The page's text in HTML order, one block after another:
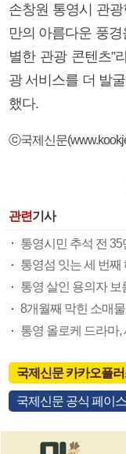
손창원 통영시 관
만의 아름다운 풍
별한 관광 콘텐츠”
광 서비스를 더 발
했다.
ⓒ국제신문
관련기사
통영시민 추석 전 35
통영 살인 용의자 보
8개월째 막힌 소매물
통영 올로케 드라마
국제신문 카카오플
국제신문 공식 페이